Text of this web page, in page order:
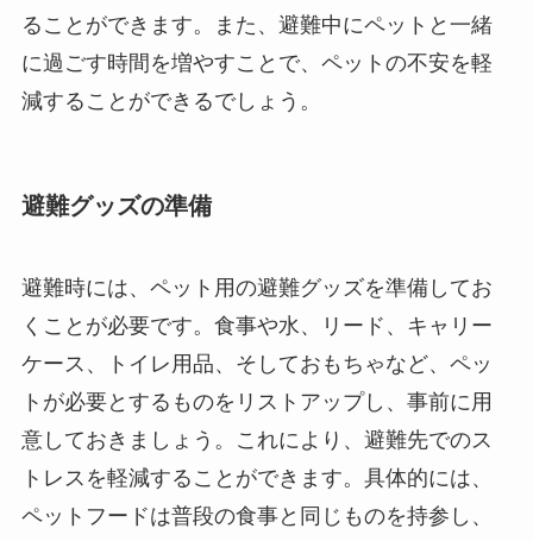
ることができます。また、避難中にペットと一緒
に過ごす時間を増やすことで、ペットの不安を軽
減することができるでしょう。
避難グッズの準備
避難時には、ペット用の避難グッズを準備してお
くことが必要です。食事や水、リード、キャリー
ケース、トイレ用品、そしておもちゃなど、ペッ
トが必要とするものをリストアップし、事前に用
意しておきましょう。これにより、避難先でのス
トレスを軽減することができます。具体的には、
ペットフードは普段の食事と同じものを持参し、